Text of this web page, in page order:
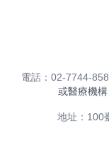
電話：02-7744-
或醫療機
地址：100